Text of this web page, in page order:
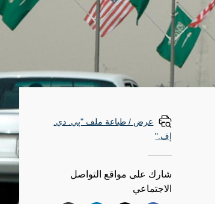
عرض / طباعة ملف "پي. دي.
إف."
شارك على مواقع التواصل
الاجتماعي